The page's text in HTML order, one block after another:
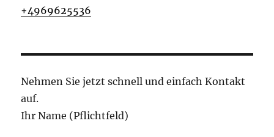
+4969625536
Nehmen Sie jetzt schnell und einfach Kontakt
auf.
Ihr Name (Pflichtfeld)